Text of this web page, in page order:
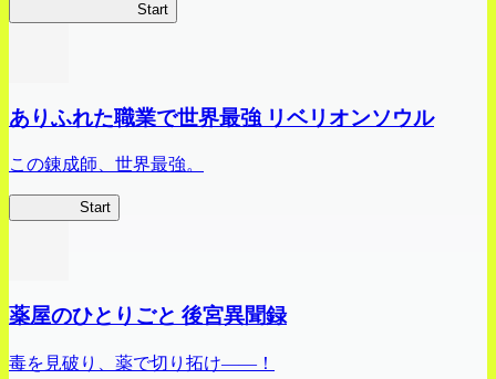
Start
ありふれた職業で世界最強 リベリオンソウル
この錬成師、世界最強。
Start
薬屋のひとりごと 後宮異聞録
毒を見破り、薬で切り拓け――！